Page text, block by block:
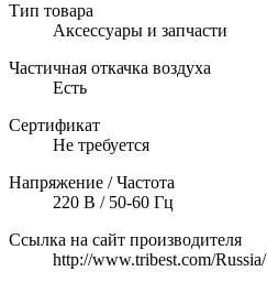
Тип товара
Аксессуары и запчасти
Частичная откачка воздуха
Есть
Сертификат
Не требуется
Напряжение / Частота
220 В / 50-60 Гц
Ссылка на сайт производителя
http://www.tribest.com/Russia/